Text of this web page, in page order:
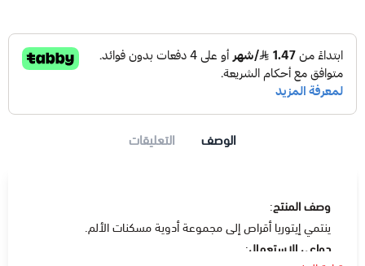
الوصف التعليقات
وصف المنتج:
ينتمي إيتوريا أقراص إلى مجموعة أدوية مسكنات الألم.
دواعي الإستعمال: